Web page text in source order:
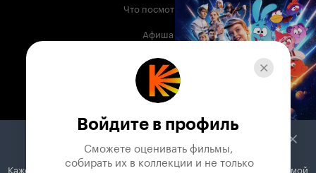
Что посмотреть
Афиша
Музыка
Телепрограмма
Служба поддержки
Войдите в профиль
Сможете оценивать фильмы,
собирать их в коллекции и не только
Кажется, вы используете блокировщик рекламы. Вместе с рекламой